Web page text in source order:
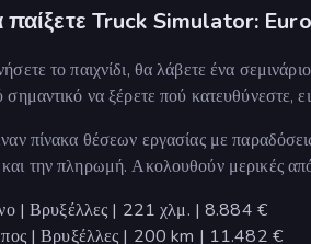
Truck Simulator:
το παιχνίδι, θα λάβετε ένα
σημαντικό να ξέρετε πού κατευθύνεστε,
πίνακα θέσεων εργασίας με
την πληρωμή. Ακολουθούν μερικές από
| Βρυξέλλες | 221 χλμ. | 8.884 €
| Βρυξέλλες | 200 km | 11.482 €